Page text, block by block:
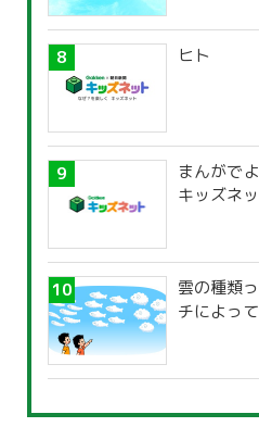
ヒト
まんがで
キッズネ
雲の種類
チによっ